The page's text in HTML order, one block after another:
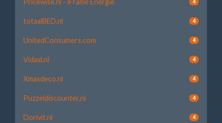
4
totaalBED.nl 4
UnitedConsumers.com 4
Vidaxl.nl 4
Xmasdeco.nl 4
Puzzeldiscounter.nl 4
Dorivit.nl 4